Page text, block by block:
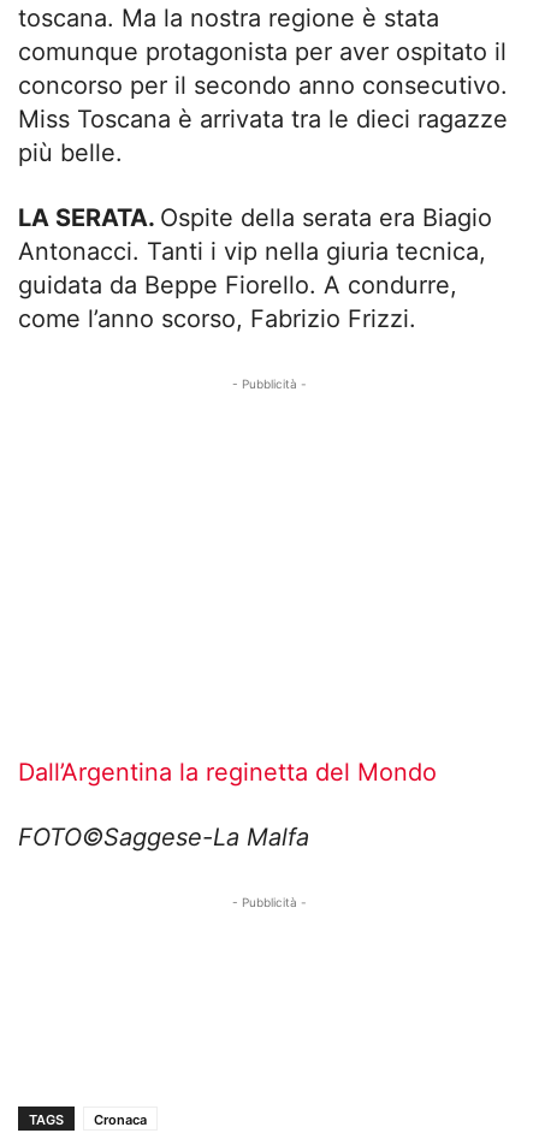
toscana. Ma la nostra regione è stata
comunque protagonista per aver ospitato il
concorso per il secondo anno consecutivo.
Miss Toscana è arrivata tra le dieci ragazze
più belle.
LA SERATA. Ospite della serata era Biagio
Antonacci. Tanti i vip nella giuria tecnica,
guidata da Beppe Fiorello. A condurre,
come l’anno scorso, Fabrizio Frizzi.
- Pubblicità -
Dall’Argentina la reginetta del Mondo
FOTO©Saggese-La Malfa
- Pubblicità -
TAGS Cronaca